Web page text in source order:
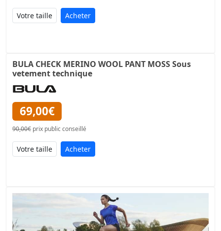
Acheter
BULA CHECK MERINO WOOL PANT MOSS Sous
vetement technique
69,00€
90,00€ prix public conseillé
Acheter